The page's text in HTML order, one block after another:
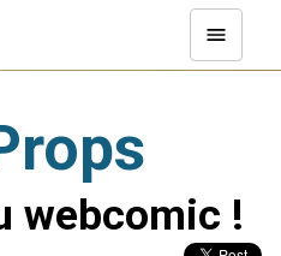
webcomic !